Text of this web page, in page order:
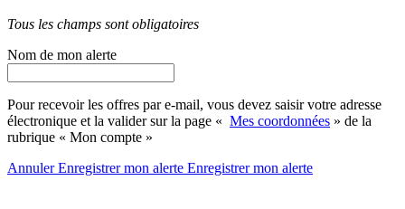
Tous les champs sont obligatoires
Nom de mon alerte
Pour recevoir les offres par e-mail, vous devez saisir votre adresse
électronique et la valider sur la page « Mes coordonnées » de la
rubrique « Mon compte »
AnnulerEnregistrer mon alerte Enregistrermon alerte